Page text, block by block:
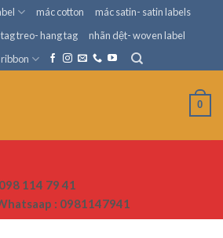
mác cotton
mác satin- satin labels
tag treo- hang tag
nhãn dệt- woven label
0
114 79 41
: 0981147941